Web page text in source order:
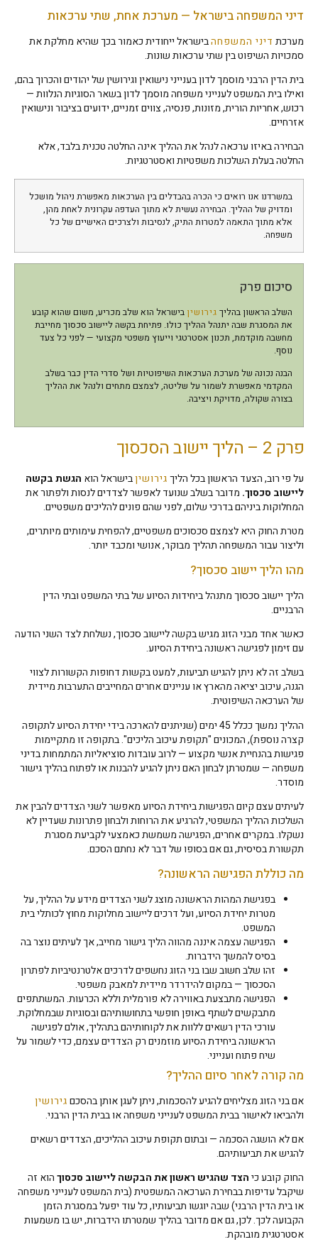
דיני המשפחה בישראל — מערכת אחת, שתי ערכאות
מערכתדיני המשפחהבישראל ייחודית כאמור בכך שהיא מחלקת את
סמכויות השיפוט בין שתי ערכאות שונות.
בית הדין הרבני מוסמך לדון בענייני נישואין וגירושין של יהודים והכרוך בהם,
ואילו בית המשפט לענייני משפחה מוסמך לדון בשאר הסוגיות הנלוות —
רכוש, אחריות הורית, מזונות, פנסיה, צווים זמניים, ידועים בציבור ונישואין
אזרחיים.
הבחירה באיזו ערכאה לנהל את ההליך אינה החלטה טכנית בלבד, אלא
החלטה בעלת השלכות משפטיות ואסטרטגיות.
במשרדנו אנו רואים כי הכרה בהבדלים בין הערכאות מאפשרת ניהול מושכל
ומדויק של ההליך. הבחירה נעשית לא מתוך העדפה עקרונית לאחת מהן,
אלא מתוך התאמה למטרות התיק, לנסיבות ולצרכים האישיים של כל
משפחה.
סיכום פרק
השלב הראשון בהליךגירושיןבישראל הוא שלב מכריע, משום שהוא קובע
את המסגרת שבה יתנהל ההליך כולו. פתיחת בקשה ליישוב סכסוך מחייבת
מחשבה מוקדמת, תכנון אסטרטגי וייעוץ משפטי מקצועי — לפני כל צעד
נוסף.
הבנה נכונה של מערכת הערכאות השיפוטיות ושל סדרי הדין כבר בשלב
המקדמי מאפשרת לשמור על שליטה, לצמצם מתחים ולנהל את ההליך
בצורה שקולה, מדויקת ויציבה.
פרק 2 – הליך יישוב הסכסוך
על פי רוב, הצעד הראשון בכל הליךגירושיןבישראל הואהגשת בקשה
ליישוב סכסוך.מדובר בשלב שנועד לאפשר לצדדים לנסות ולפתור את
המחלוקות ביניהם בדרכי שלום, לפני שהם פונים להליכים משפטיים.
מטרת החוק היא לצמצם סכסוכים משפטיים, להפחית עימותים מיותרים,
וליצור עבור המשפחה תהליך מבוקר, אנושי ומכבד יותר.
מהו הליך יישוב סכסוך?
הליך יישוב סכסוך מתנהל ביחידות הסיוע של בתי המשפט ובתי הדין
הרבניים.
כאשר אחד מבני הזוג מגיש בקשה ליישוב סכסוך, נשלחת לצד השני הודעה
עם זימון לפגישה ראשונה ביחידת הסיוע.
בשלב זה לא ניתן להגיש תביעות, למעט בקשות דחופות הקשורות לצווי
הגנה, עיכוב יציאה מהארץ או עניינים אחרים המחייבים התערבות מיידית
של הערכאה השיפוטית.
ההליך נמשך ככלל 45 ימים (שניתנים להארכה בידי יחידת הסיוע לתקופה
קצרה נוספת), המכונים "תקופת עיכוב הליכים". בתקופה זו מתקיימות
פגישות בהנחיית אנשי מקצוע — לרוב עובדות סוציאליות המתמחות בדיני
משפחה — שמטרתן לבחון האם ניתן להגיע להבנות או לפתוח בהליך גישור
מוסדר.
לעיתים עצם קיום הפגישות ביחידת הסיוע מאפשר לשני הצדדים להבין את
השלכות ההליך המשפטי, להרגיע את הרוחות ולבחון פתרונות שעדיין לא
נשקלו. במקרים אחרים, הפגישה משמשת כאמצעי לקביעת מסגרת
תקשורת בסיסית, גם אם בסופו של דבר לא נחתם הסכם.
מה כוללת הפגישה הראשונה?
בפגישת המהות הראשונה מוצג לשני הצדדים מידע על ההליך, על
מטרות יחידת הסיוע, ועל דרכים ליישוב מחלוקות מחוץ לכותלי בית
המשפט.
הפגישה עצמה איננה מהווה הליך גישור מחייב, אך לעיתים נוצר בה
בסיס להמשך הידברות.
זהו שלב חשוב שבו בני הזוג נחשפים לדרכים אלטרנטיביות לפתרון
הסכסוך — במקום להידרדר מיידית למאבק משפטי.
הפגישה מתבצעת באווירה לא פורמלית וללא הכרעות. המשתתפים
מתבקשים לשתף באופן חופשי בתחושותיהם ובסוגיות שבמחלוקת.
עורכי הדין רשאים ללוות את לקוחותיהם בתהליך, אולם לפגישה
הראשונה ביחידת הסיוע מוזמנים רק הצדדים עצמם, כדי לשמור על
שיח פתוח וענייני.
מה קורה לאחר סיום ההליך?
אם בני הזוג מצליחים להגיע להסכמות, ניתן לעגן אותן בהסכםגירושין
ולהביאו לאישור בבית המשפט לענייני משפחה או בבית הדין הרבני.
אם לא הושגה הסכמה — ובתום תקופת עיכוב ההליכים, הצדדים רשאים
להגיש את תביעותיהם.
החוק קובע כיהצד שהגיש ראשון את הבקשה ליישוב סכסוךהוא זה
שיקבל עדיפות בבחירת הערכאה המשפטית (בית המשפט לענייני משפחה
או בית הדין הרבני) שבה יוגשו תביעותיו, כל עוד יפעל במסגרת הזמן
הקבועה לכך. לכן, גם אם מדובר בהליך שמטרתו הידברות, יש בו משמעות
אסטרטגית מובהקת.